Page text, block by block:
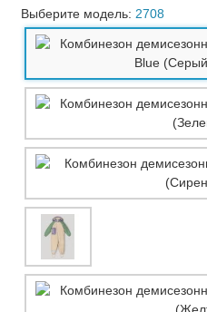
Выберите модель: 2708